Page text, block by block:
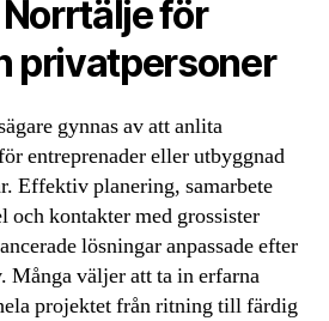
för
privatpersoner
gynnas av att anlita
entreprenader eller utbyggnad
Effektiv planering, samarbete
och kontakter med grossister
lösningar anpassade efter
Många väljer att ta in erfarna
projektet från ritning till färdig